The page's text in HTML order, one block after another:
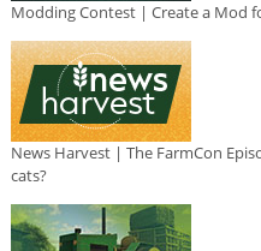
Modding Contest | Create a Mod
News Harvest | The FarmCon
cats?